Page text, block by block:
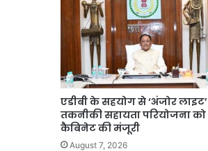
एडीबी के सहयोग से ‘अंजोर लाइट’
तकनीकी सहायता परियोजना को
कैबिनेट की मंजूरी
August 7, 2026